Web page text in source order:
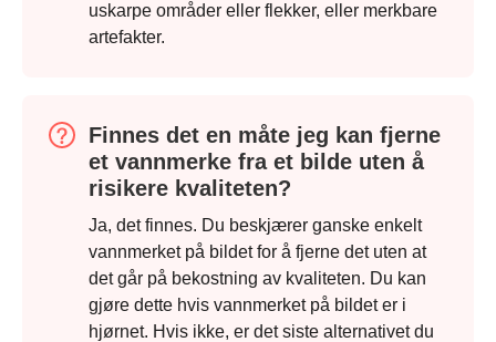
Trinn 1.
uskarpe områder eller flekker, eller merkbare
artefakter.
Finnes det en måte jeg kan fjerne
et vannmerke fra et bilde uten å
risikere kvaliteten?
Ja, det finnes. Du beskjærer ganske enkelt
vannmerket på bildet for å fjerne det uten at
det går på bekostning av kvaliteten. Du kan
gjøre dette hvis vannmerket på bildet er i
hjørnet. Hvis ikke, er det siste alternativet du